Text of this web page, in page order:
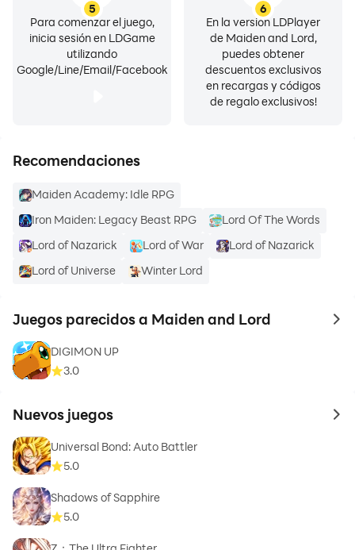
5
Para comenzar el juego,
inicia sesión en LDGame
utilizando
Google/Line/Email/Facebook
6
En la versión LDPlayer
de Maiden and Lord,
puedes obtener
descuentos exclusivos
en recargas y códigos
de regalo exclusivos!
Recomendaciones
Maiden Academy: Idle RPG
Iron Maiden: Legacy Beast RPG
Lord Of The Words
Lord of Nazarick
Lord of War
Lord of Nazarick
Lord of Universe
Winter Lord
Juegos parecidos a Maiden and Lord to
DIGIMON UP
3.0
Nuevos juegos to
Universal Bond: Auto Battler
5.0
Shadows of Sapphire
5.0